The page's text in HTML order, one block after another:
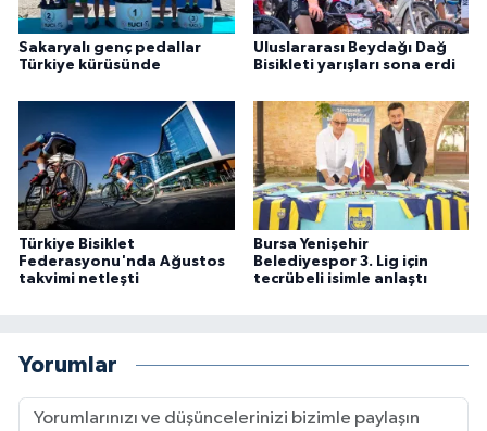
Sakaryalı genç pedallar
Türkiye kürüsünde
Uluslararası Beydağı Dağ
Bisikleti yarışları sona erdi
Türkiye Bisiklet
Federasyonu'nda Ağustos
takvimi netleşti
Bursa Yenişehir
Belediyespor 3. Lig için
tecrübeli isimle anlaştı
Yorumlar